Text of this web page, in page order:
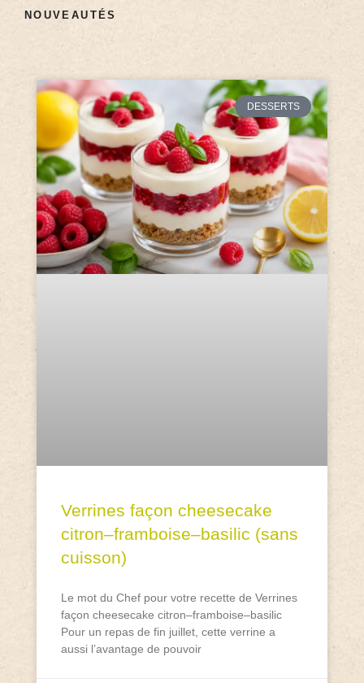
NOUVEAUTÉS
DESSERTS
Verrines façon cheesecake
citron–framboise–basilic (sans
cuisson)
Le mot du Chef pour votre recette de Verrines
façon cheesecake citron–framboise–basilic
Pour un repas de fin juillet, cette verrine a
aussi l’avantage de pouvoir